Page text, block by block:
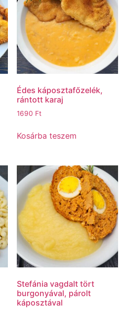
Édes káposztafőzelék,
rántott karaj
1690 Ft
Kosárba teszem
Stefánia vagdalt tört
burgonyával, párolt
káposztával